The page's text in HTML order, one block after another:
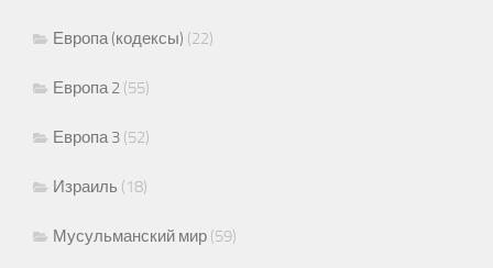
Европа (кодексы) (22)
Европа 2 (55)
Европа 3 (52)
Израиль (18)
Мусульманский мир (59)